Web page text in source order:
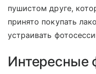
пушистом друге,
принято покупать
устраивать фото
Интересные